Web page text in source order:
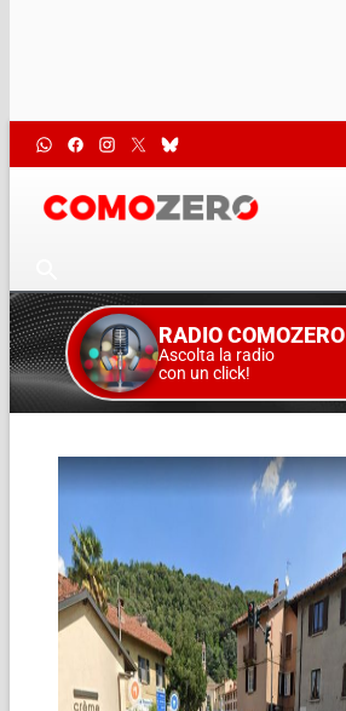
RADIO COMOZERO
Ascolta la radio
con un click!